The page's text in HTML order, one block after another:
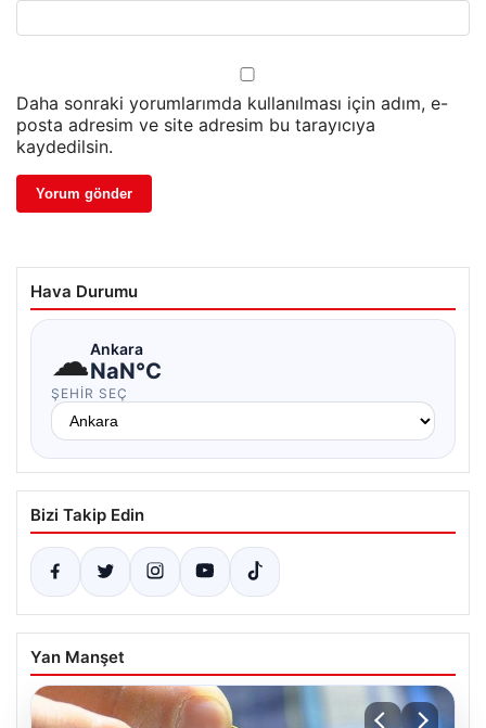
Daha sonraki yorumlarımda kullanılması için adım, e-
posta adresim ve site adresim bu tarayıcıya
kaydedilsin.
Hava Durumu
☁Ankara
NaN°C
ŞEHIR SEÇ
Bizi Takip Edin
Yan Manşet